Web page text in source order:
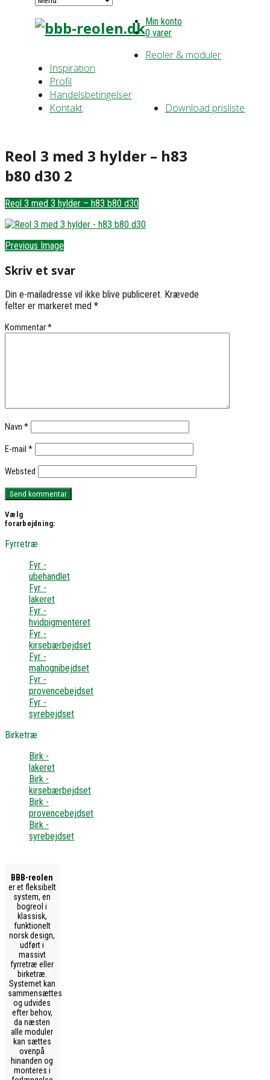
Min konto
0 varer
Reoler & moduler
Inspiration
Profil
Handelsbetingelser
Download prisliste
Kontakt
Reol 3 med 3 hylder – h83
b80 d30 2
Reol 3 med 3 hylder – h83 b80 d30
Previous Image
Skriv et svar
Din e-mailadresse vil ikke blive publiceret. Krævede
felter er markeret med *
Kommentar*
Navn *
E-mail *
Websted
Vælg
forarbejdning:
Fyrretræ
Fyr -
ubehandlet
Fyr -
lakeret
Fyr -
hvidpigmenteret
Fyr -
kirsebærbejdset
Fyr -
mahognibejdset
Fyr -
provencebejdset
Fyr -
syrebejdset
Birketræ
Birk -
lakeret
Birk -
kirsebærbejdset
Birk -
provencebejdset
Birk -
syrebejdset
BBB-reolen
er et fleksibelt
system, en
bogreol i
klassisk,
funktionelt
norsk design,
udført i
massivt
fyrretræ eller
birketræ.
Systemet kan
sammensættes
og udvides
efter behov,
da næsten
alle moduler
kan sættes
ovenpå
hinanden og
monteres i